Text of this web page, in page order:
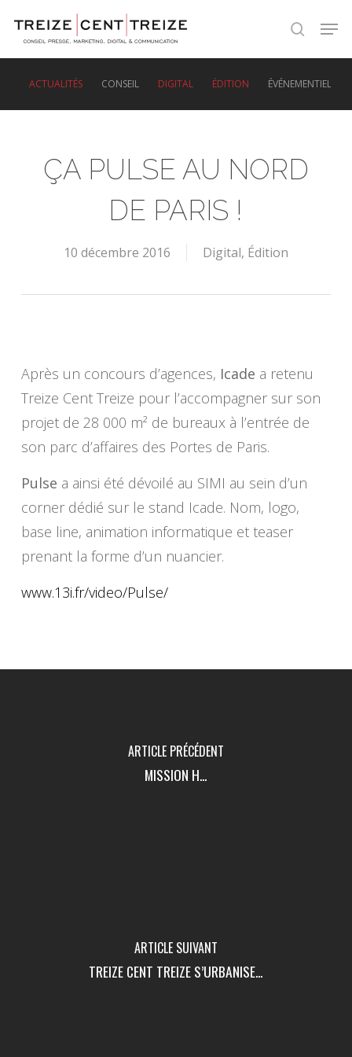
search
ACTUALITÉS CONSEIL DIGITAL ÉDITION ÉVÉNEMENTIEL
ÇA PULSE AU NORD
DE PARIS !
10 décembre 2016 Digital, Édition
Après un concours d’agences, Icade a retenu
Treize Cent Treize pour l’accompagner sur son
projet de 28 000 m² de bureaux à l’entrée de
son parc d’affaires des Portes de Paris.
Pulse a ainsi été dévoilé au SIMI au sein d’un
corner dédié sur le stand Icade. Nom, logo,
base line, animation informatique et teaser
prenant la forme d’un nuancier.
www.13i.fr/video/Pulse/
ARTICLE PRÉCÉDENT
MISSION H...
ARTICLE SUIVANT
TREIZE CENT TREIZE S’URBANISE...